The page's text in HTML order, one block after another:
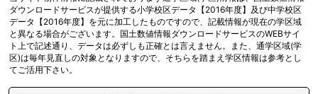
ダウンロードサービスが提供する小学校区データ【2016年度】及び中学校区
データ【2016年度】を元に加工したものですので、記載情報が現在の学区域
と異なる場合がございます。国土数値情報ダウンロードサービスのWEBサイ
ト上で記述通り、データは必ずしも正確とは言えません。また、通学区域(学
区)は毎年見直しの対象となりますので、そちらを踏まえ学区情報は参考とし
てご活用下さい。